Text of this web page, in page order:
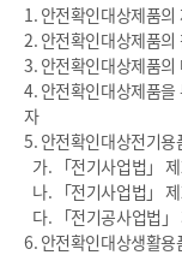
1. 안전확인대상제품
2. 안전확인대상제품
3. 안전확인대상제품의
4. 안전확인대상제품을
자
5. 안전확인대상전기용
가. 「전기사업법」
나. 「전기사업법」
다. 「전기공사업법
6. 안전확인대상생활용